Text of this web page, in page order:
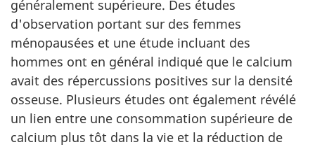
généralement supérieure. Des études
d'observation portant sur des femmes
ménopausées et une étude incluant des
hommes ont en général indiqué que le calcium
avait des répercussions positives sur la densité
osseuse. Plusieurs études ont également révélé
un lien entre une consommation supérieure de
calcium plus tôt dans la vie et la réduction de